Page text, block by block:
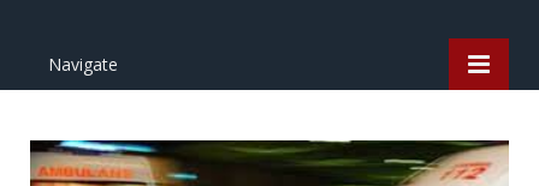
Navigate